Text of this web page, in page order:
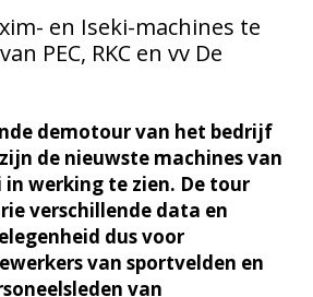
en Iseki-machines te
PEC, RKC en vv De
demotour van het bedrijf
zijn de nieuwste machines van
in werking te zien. De tour
verschillende data en
dus voor
van sportvelden en
van